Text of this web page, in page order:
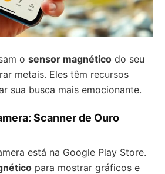
o sensor magnético do seu
metais. Eles têm recursos
sua busca mais emocionante.
Scanner de Ouro
está na Google Play Store.
para mostrar gráficos e